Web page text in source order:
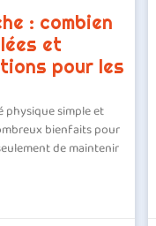
: combien
et
pour les
physique simple et
bienfaits pour
de maintenir